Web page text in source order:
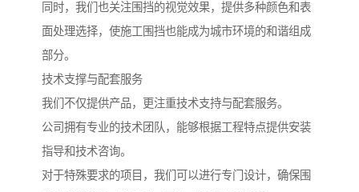
同时，我们也关注围挡的视觉效果，提供多种颜色和表
面处理选择，使施工围挡也能成为城市环境的和谐组成
部分。
技术支撑与配套服务
我们不仅提供产品，更注重技术支持与配套服务。
公司拥有专业的技术团队，能够根据工程特点提供安装
指导和技术咨询。
对于特殊要求的项目，我们可以进行专门设计，确保围